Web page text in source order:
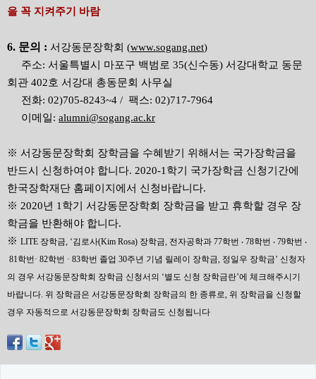
을 꼭 지켜주기 바람
6. 문의 : 서강동문장학회 (www.sogang.net)
주소: 서울특별시 마포구 백범로 35(신수동) 서강대학교 동문
회관 402호 서강대 총동문회 사무실
전화: 02)705-8243~4 / 팩스: 02)717-7964
이메일: alumni@sogang.ac.kr
※ 서강동문장학회 장학금을 수혜받기 위해서는 국가장학금을
반드시 신청하여야 합니다. 2020-1학기 국가장학금 신청기간에
한국장학재단 홈페이지에서 신청바랍니다.
※ 2020년 1학기 서강동문장학회 장학금을 받고 휴학할 경우 장
학금을 반환해야 합니다.
※ LITE 장학금, ‘김로사(Kim Rosa) 장학금, 전자공학과 77학번 ‧ 78학번 ‧ 79학번 ‧
81학번 · 82학번 · 83학번 졸업 30주년 기념 릴레이 장학금, 정일우 장학금’ 신청자
의 경우 서강동문장학회 장학금 신청서의 ‘별도 신청 장학금란’에 체크해주시기
바랍니다. 위 장학금은 서강동문장학회 장학금의 한 종류로, 위 장학금을 신청할
경우 자동적으로 서강동문장학회 장학금도 신청됩니다